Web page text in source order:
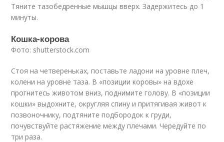
Тяните тазобедренные мышцы вверх. Задержитесь до 1
минуты.
Кошка-корова
Фото: shutterstock.com
Стоя на четвереньках, поставьте ладони на уровне плеч,
колени на уровне таза. В «позиции коровы» на вдохе
прогнитесь животом вниз, поднимите голову. В «позиции
кошки» выдохните, округляя спину и притягивая живот к
позвоночнику, подтяните подбородок к груди,
почувствуйте растяжение между плечами. Чередуйте по
три раза.